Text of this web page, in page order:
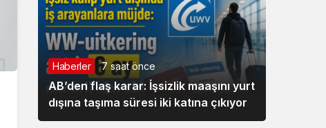
Haberler 7 saat önce
AB’den flaş karar: İşsizlik maaşını yurt
dışına taşıma süresi iki katına çıkıyor